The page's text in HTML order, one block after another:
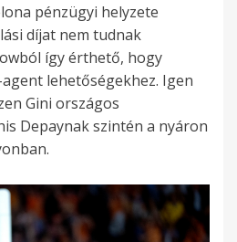
pénzügyi helyzete
díjat nem tudnak
így érthető, hogy
lehetőségekhez. Igen
Gini országos
Depaynak szintén a nyáron